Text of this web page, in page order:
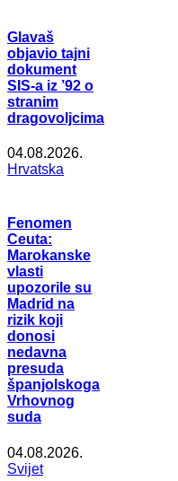
Glavaš
objavio tajni
dokument
SIS-a iz ’92 o
stranim
dragovoljcima
04.08.2026.
Hrvatska
Fenomen
Ceuta:
Marokanske
vlasti
upozorile su
Madrid na
rizik koji
donosi
nedavna
presuda
španjolskoga
Vrhovnog
suda
04.08.2026.
Svijet